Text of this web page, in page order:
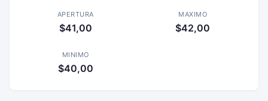
APERTURA
$41,00
MAXIMO
$42,00
MINIMO
$40,00